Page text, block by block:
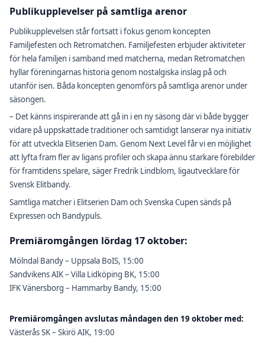
Publikupplevelser på samtliga arenor
Publikupplevelsen står fortsatt i fokus genom koncepten
Familjefesten och Retromatchen. Familjefesten erbjuder aktiviteter
för hela familjen i samband med matcherna, medan Retromatchen
hyllar föreningarnas historia genom nostalgiska inslag på och
utanför isen. Båda koncepten genomförs på samtliga arenor under
säsongen.
– Det känns inspirerande att gå in i en ny säsong där vi både bygger
vidare på uppskattade traditioner och samtidigt lanserar nya initiativ
för att utveckla Elitserien Dam. Genom Next Level får vi en möjlighet
att lyfta fram fler av ligans profiler och skapa ännu starkare förebilder
för framtidens spelare, säger Fredrik Lindblom, ligautvecklare för
Svensk Elitbandy.
Samtliga matcher i Elitserien Dam och Svenska Cupen sänds på
Expressen och Bandypuls.
Premiäromgången lördag 17 oktober:
Mölndal Bandy – Uppsala BoIS, 15:00
Sandvikens AIK – Villa Lidköping BK, 15:00
IFK Vänersborg – Hammarby Bandy, 15:00
Premiäromgången avslutas måndagen den 19 oktober med:
Västerås SK – Skirö AIK, 19:00